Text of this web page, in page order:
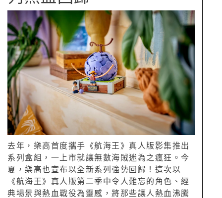
去年，樂高首度攜手《航海王》真人版影集推出
系列盒組，一上市就讓無數海賊迷為之瘋狂。今
夏，樂高也宣布以全新系列強勢回歸！這次以
《航海王》真人版第二季中令人難忘的角色、經
典場景與熱血戰役為靈感，將那些讓人熱血沸騰